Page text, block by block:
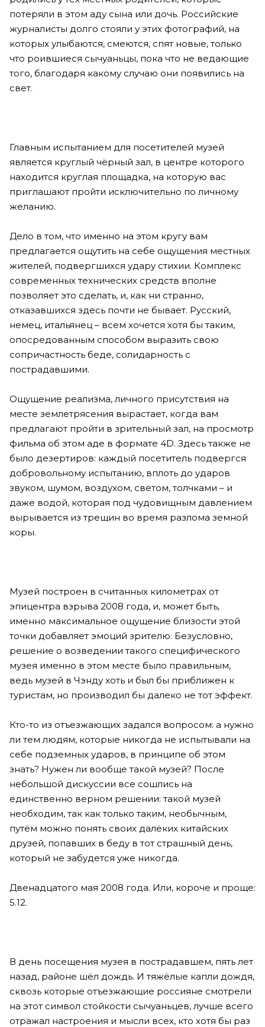
потеряли в этом аду сына или дочь. Российские
журналисты долго стояли у этих фотографий, на
которых улыбаются, смеются, спят новые, только
что роившиеся сычуаньцы, пока что не ведающие
того, благодаря какому случаю они появились на
свет.
Главным испытанием для посетителей музей
является круглый чёрный зал, в центре которого
находится круглая площадка, на которую вас
приглашают пройти исключительно по личному
желанию.
Дело в том, что именно на этом кругу вам
предлагается ощутить на себе ощущения местных
жителей, подвергшихся удару стихии. Комплекс
современных технических средств вполне
позволяет это сделать, и, как ни странно,
отказавшихся здесь почти не бывает. Русский,
немец, итальянец – всем хочется хотя бы таким,
опосредованным способом выразить свою
сопричастность беде, солидарность с
пострадавшими.
Ощущение реализма, личного присутствия на
месте землетрясения вырастает, когда вам
предлагают пройти в зрительный зал, на просмотр
фильма об этом аде в формате 4D. Здесь также не
было дезертиров: каждый посетитель подвергся
добровольному испытанию, вплоть до ударов
звуком, шумом, воздухом, светом, толчками – и
даже водой, которая под чудовищным давлением
вырывается из трещин во время разлома земной
коры.
Музей построен в считанных километрах от
эпицентра взрыва 2008 года, и, может быть,
именно максимальное ощущение близости этой
точки добавляет эмоций зрителю. Безусловно,
решение о возведении такого специфического
музея именно в этом месте было правильным,
ведь музей в Чэнду хоть и был бы приближен к
туристам, но производил бы далеко не тот эффект.
Кто-то из отъезжающих задался вопросом: а нужно
ли тем людям, которые никогда не испытывали на
себе подземных ударов, в принципе об этом
знать? Нужен ли вообще такой музей? После
небольшой дискуссии все сошлись на
единственно верном решении: такой музей
необходим, так как только таким, необычным,
путём можно понять своих далёких китайских
друзей, попавших в беду в тот страшный день,
который не забудется уже никогда.
Двенадцатого мая 2008 года. Или, короче и проще:
5.12.
В день посещения музея в пострадавшем, пять лет
назад, районе шёл дождь. И тяжёлые капли дождя,
сквозь которые отъезжающие россияне смотрели
на этот символ стойкости сычуаньцев, лучше всего
отражал настроения и мысли всех, кто хотя бы раз